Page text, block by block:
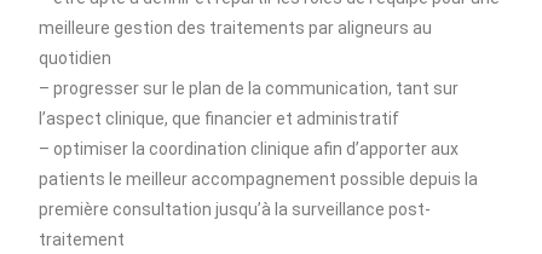
meilleure gestion des traitements par aligneurs au
quotidien
– progresser sur le plan de la communication, tant sur
l’aspect clinique, que financier et administratif
– optimiser la coordination clinique afin d’apporter aux
patients le meilleur accompagnement possible depuis la
première consultation jusqu’à la surveillance post-
traitement